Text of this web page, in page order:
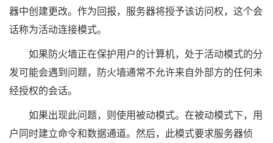
器中创建更改。作为回报，服务器将授予该访问权，这个会
话称为活动连接模式。
如果防火墙正在保护用户的计算机，处于活动模式的分
发可能会遇到问题，防火墙通常不允许来自外部方的任何未
经授权的会话。
如果出现此问题，则使用被动模式。在被动模式下，用
户同时建立命令和数据通道。然后，此模式要求服务器侦